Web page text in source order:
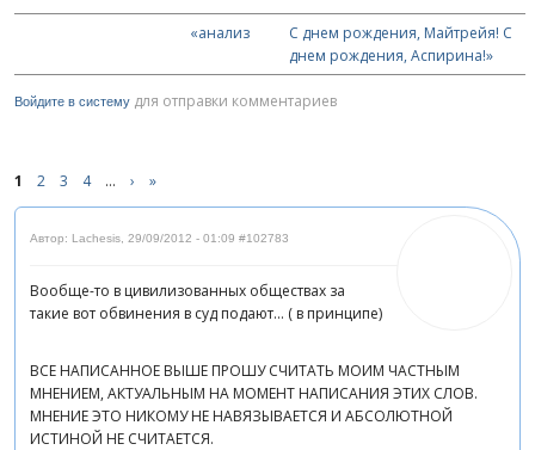
«анализ
С днем рождения, Майтрейя! С
днем рождения, Аспирина!»
Войдите в систему для отправки комментариев
1 2 3 4 … › »
Автор: Lachesis 29/09/2012 - 01:09 #102783
Вообще-то в цивилизованных обществах за
такие вот обвинения в суд подают... ( в принципе)
ВСЕ НАПИСАННОЕ ВЫШЕ ПРОШУ СЧИТАТЬ МОИМ ЧАСТНЫМ
МНЕНИЕМ, АКТУАЛЬНЫМ НА МОМЕНТ НАПИСАНИЯ ЭТИХ СЛОВ.
МНЕНИЕ ЭТО НИКОМУ НЕ НАВЯЗЫВАЕТСЯ И АБСОЛЮТНОЙ
ИСТИНОЙ НЕ СЧИТАЕТСЯ.